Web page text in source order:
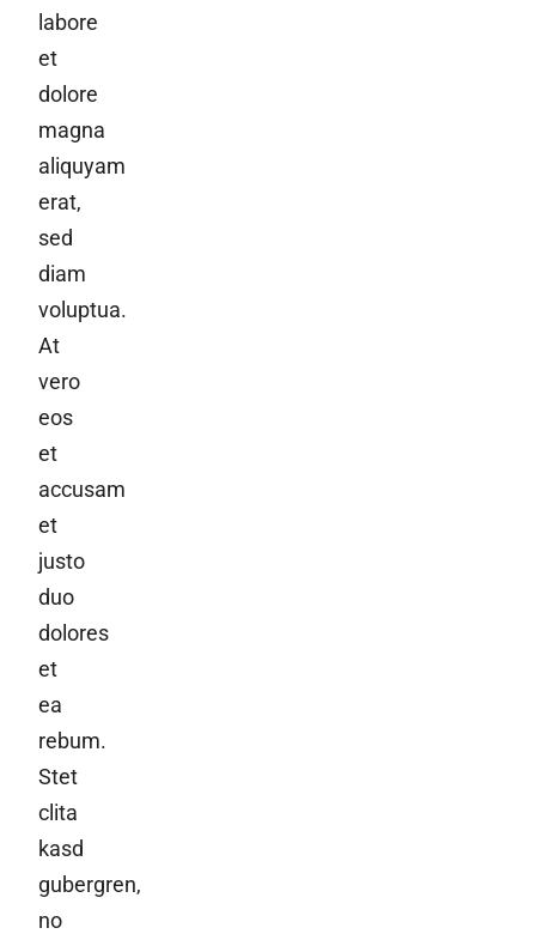
labore
et
dolore
magna
aliquyam
erat,
sed
diam
voluptua.
At
vero
eos
et
accusam
et
justo
duo
dolores
et
ea
rebum.
Stet
clita
kasd
gubergren,
no